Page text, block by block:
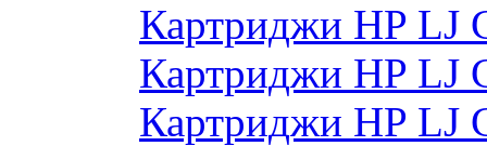
Картриджи HP LJ
Картриджи HP LJ
Картриджи HP LJ